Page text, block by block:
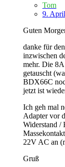
Tom
9.
Guten
danke für
inzwischen
mehr. Die
getauscht
BDX66C
jetzt ist
Ich geh mal
Adapter vor
Widerstand /
22V AC an
Gruß